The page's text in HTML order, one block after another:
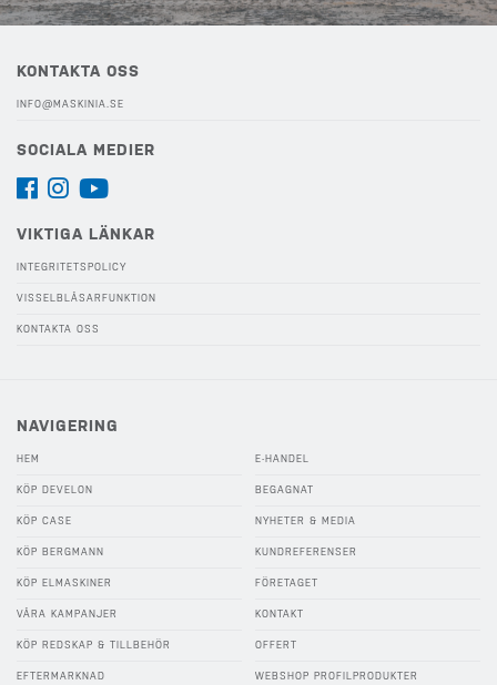
KONTAKTA OSS
INFO@MASKINIA.SE
SOCIALA MEDIER
VIKTIGA LÄNKAR
INTEGRITETSPOLICY
VISSELBLÅSARFUNKTION
KONTAKTA OSS
NAVIGERING
HEM
KÖP DEVELON
KÖP CASE
KÖP BERGMANN
KÖP ELMASKINER
VÅRA KAMPANJER
KÖP REDSKAP & TILLBEHÖR
EFTERMARKNAD
E-HANDEL
BEGAGNAT
NYHETER & MEDIA
KUNDREFERENSER
FÖRETAGET
KONTAKT
OFFERT
WEBSHOP PROFILPRODUKTER